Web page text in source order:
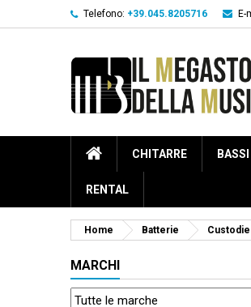
Telefono: +39.045.8205716 E-
CHITARRE BASSI
RENTAL
Home Batterie
MARCHI